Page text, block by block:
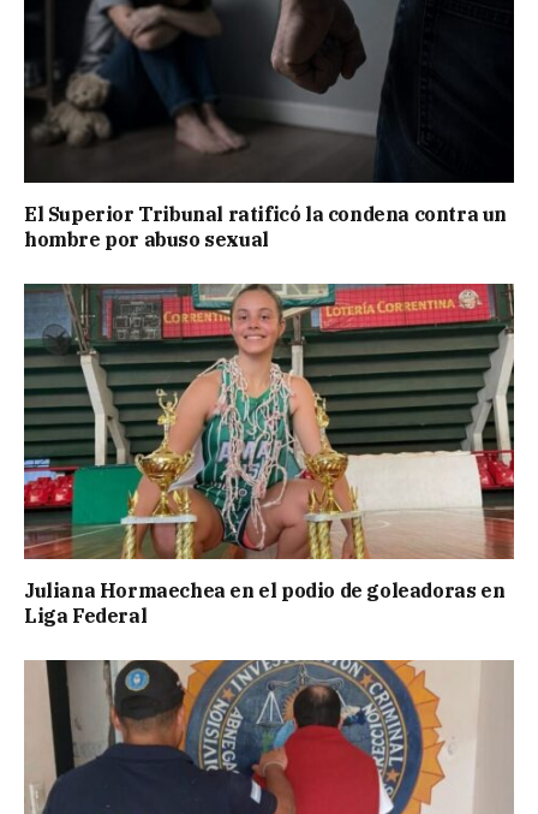
El Superior Tribunal ratificó la condena contra un
hombre por abuso sexual
Juliana Hormaechea en el podio de goleadoras en
Liga Federal